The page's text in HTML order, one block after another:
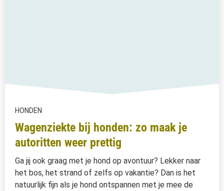
HONDEN
Wagenziekte bij honden: zo maak je
autoritten weer prettig
Ga jij ook graag met je hond op avontuur? Lekker naar
het bos, het strand of zelfs op vakantie? Dan is het
natuurlijk fijn als je hond ontspannen met je mee de